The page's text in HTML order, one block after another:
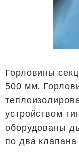
Горловины
500 мм.
устройством
оборудованы
по два